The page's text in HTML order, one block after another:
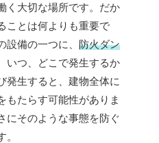
く大切な場所です。だか
ことは何よりも重要で
備の一つに、 防火ダン
いつ、どこで発生するか
発生すると、建物全体に
もたらす可能性がありま
にそのような事態を防ぐ